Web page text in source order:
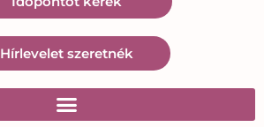
Hírlevelet szeretnék